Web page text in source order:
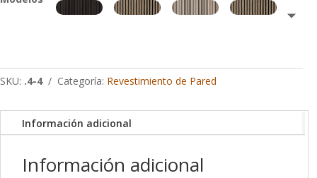
SKU: .4-4 Categoría: Revestimiento de Pared
Información adicional
Información adicional